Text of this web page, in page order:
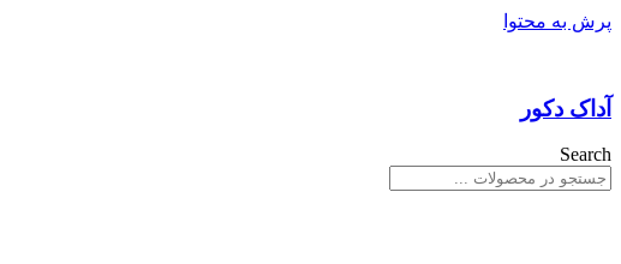
پرش به محتوا
آداک دکور
Search